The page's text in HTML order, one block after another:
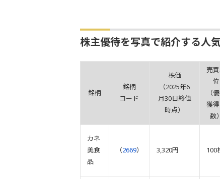
株主優待を写真で紹介する人
銘柄
銘柄
コード
株価
（2025年6
月30日終値
時点）
売
位
（
獲
数）
カネ
美食
品
（2669） 3,320円 100